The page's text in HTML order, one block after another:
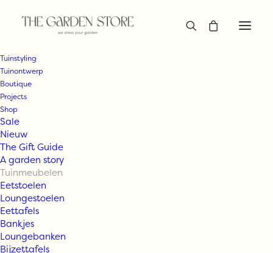
Tuinstyling
Tuinontwerp
Boutique
Projects
Shop
Sale
Nieuw
The Gift Guide
A garden story
Tuinmeubelen
Eetstoelen
Loungestoelen
Eettafels
Bankjes
Loungebanken
Bijzettafels